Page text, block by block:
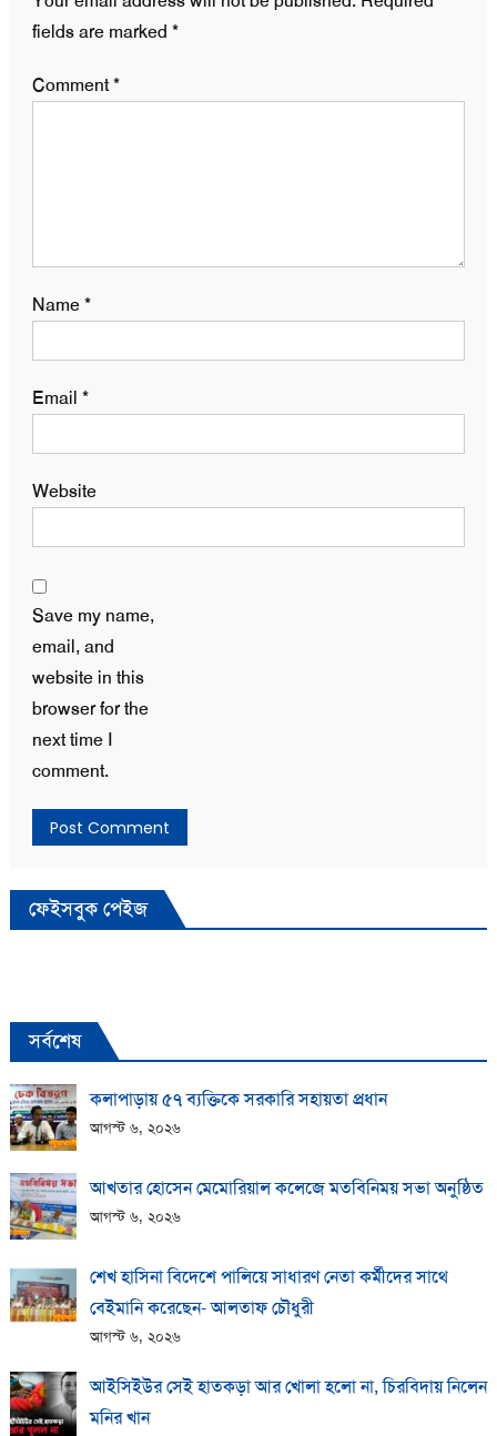
fields are marked *
Comment*
Name*
Email *
Website
Save my name,
email, and
website in this
browser for the
next time I
comment.
ফেইসবুক পেইজ
সর্বশেষ
কলাপাড়ায় ​৫৭ ব্যক্তিকে সরকারি সহায়তা প্রধান
আগস্ট ৬, ২০২৬
আখতার হোসেন মেমোরিয়াল কলেজে মতবিনিময় সভা অনুষ্ঠিত
আগস্ট ৬, ২০২৬
শেখ হাসিনা বিদেশে পালিয়ে সাধারণ নেতা কর্মীদের সাথে
বেইমানি করেছেন- আলতাফ চৌধুরী
আগস্ট ৬, ২০২৬
আইসিইউর সেই হাতকড়া আর খোলা হলো না, চিরবিদায় নিলেন
মনির খান